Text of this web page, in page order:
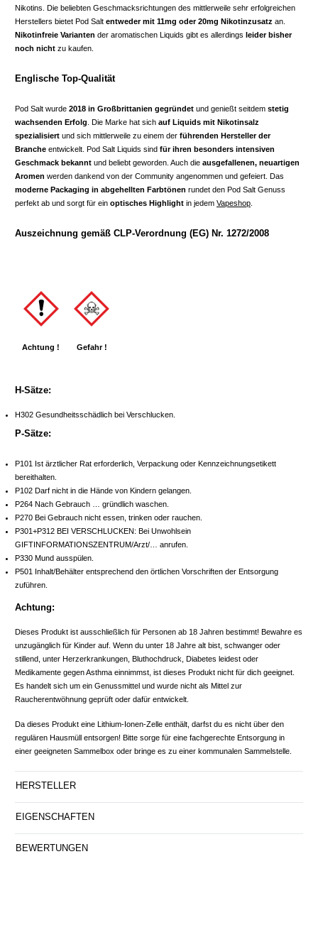
Nikotins. Die beliebten Geschmacksrichtungen des mittlerweile sehr erfolgreichen
Herstellers bietet Pod Salt entweder mit 11mg oder 20mg Nikotinzusatz an.
Nikotinfreie Varianten der aromatischen Liquids gibt es allerdings leider bisher
noch nicht zu kaufen.
Englische Top-Qualität
Pod Salt wurde 2018 in Großbrittanien gegründet und genießt seitdem stetig
wachsenden Erfolg . Die Marke hat sich auf Liquids mit Nikotinsalz
spezialisiert und sich mittlerweile zu einem der führenden Hersteller der
Branche entwickelt. Pod Salt Liquids sind für ihren besonders intensiven
Geschmack bekannt und beliebt geworden. Auch die ausgefallenen, neuartigen
Aromen werden dankend von der Community angenommen und gefeiert. Das
moderne Packaging in abgehellten Farbtönen rundet den Pod Salt Genuss
perfekt ab und sorgt für ein optisches Highlight in jedem Vapeshop
Auszeichnung gemäß CLP-Verordnung (EG) Nr. 1272/2008
Achtung ! Gefahr !
H-Sätze:
H302 Gesundheitsschädlich bei Verschlucken.
P-Sätze:
P101 Ist ärztlicher Rat erforderlich, Verpackung oder Kennzeichnungsetikett
bereithalten.
P102 Darf nicht in die Hände von Kindern gelangen.
P264 Nach Gebrauch … gründlich waschen.
P270 Bei Gebrauch nicht essen, trinken oder rauchen.
P301+P312 BEI VERSCHLUCKEN: Bei Unwohlsein
GIFTINFORMATIONSZENTRUM/Arzt/… anrufen.
P330 Mund ausspülen.
P501 Inhalt/Behälter entsprechend den örtlichen Vorschriften der Entsorgung
zuführen.
Achtung:
Dieses Produkt ist ausschließlich für Personen ab 18 Jahren bestimmt! Bewahre es
unzugänglich für Kinder auf. Wenn du unter 18 Jahre alt bist, schwanger oder
stillend, unter Herzerkrankungen, Bluthochdruck, Diabetes leidest oder
Medikamente gegen Asthma einnimmst, ist dieses Produkt nicht für dich geeignet.
Es handelt sich um ein Genussmittel und wurde nicht als Mittel zur
Raucherentwöhnung geprüft oder dafür entwickelt.
Da dieses Produkt eine Lithium-Ionen-Zelle enthält, darfst du es nicht über den
regulären Hausmüll entsorgen! Bitte sorge für eine fachgerechte Entsorgung in
einer geeigneten Sammelbox oder bringe es zu einer kommunalen Sammelstelle.
HERSTELLER
EIGENSCHAFTEN
BEWERTUNGEN